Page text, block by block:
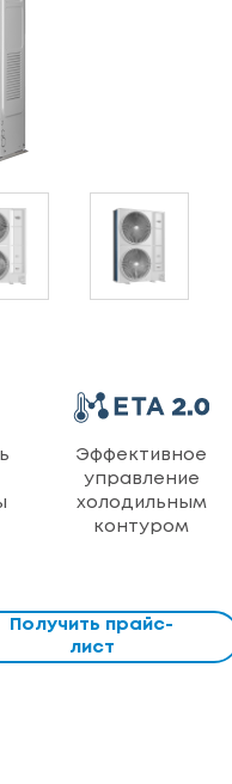
Эффективное
управление
холодильным
контуром
Получить прайс-
лист